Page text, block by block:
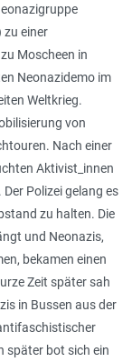
zu einer
Moscheen in
Neonazidemo im
Weltkrieg.
von
Nach einer
Aktivist_innen
Polizei gelang es
zu halten. Die
und Neonazis,
bekamen einen
Zeit später sah
in Bussen aus der
später bot sich ein